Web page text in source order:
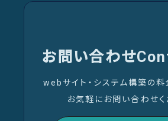
お問い合わせ
webサイト・システム構築の
お気軽にお問い合わせく